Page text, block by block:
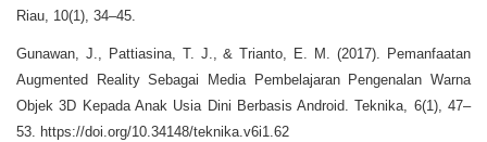
Riau, 10(1), 34–45.
Gunawan, J., Pattiasina, T. J., & Trianto, E. M. (2017). Pemanfaatan
Augmented Reality Sebagai Media Pembelajaran Pengenalan Warna
Objek 3D Kepada Anak Usia Dini Berbasis Android. Teknika, 6(1), 47–
53. https://doi.org/10.34148/teknika.v6i1.62